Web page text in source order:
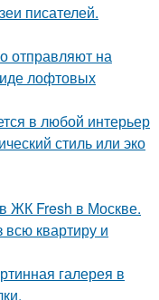
писателей.
отправляют на
лофтовых
в любой интерьер
стиль или эко
ЖК Fresh в Москве.
всю квартиру и
галерея в